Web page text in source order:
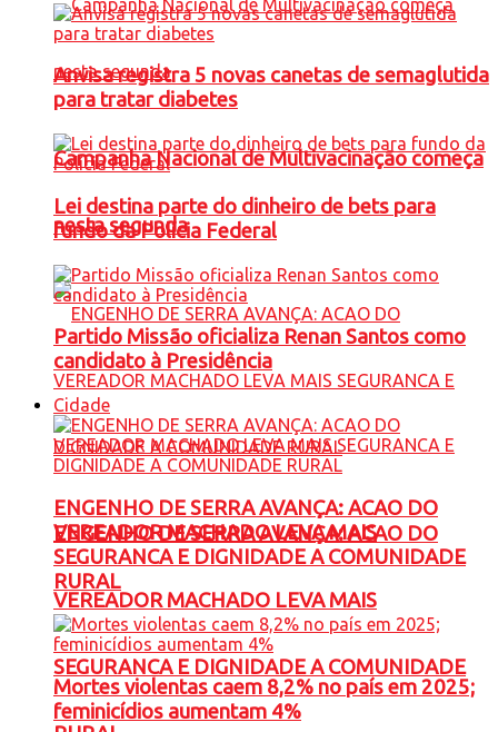
Campanha Nacional de Multivacinação começa
nesta segunda
ENGENHO DE SERRA AVANÇA: ACAO DO
VEREADOR MACHADO LEVA MAIS
SEGURANCA E DIGNIDADE A COMUNIDADE
Anvisa registra 5 novas canetas de semaglutida
para tratar diabetes
Lei destina parte do dinheiro de bets para
fundo da Polícia Federal
Partido Missão oficializa Renan Santos como
candidato à Presidência
Cidade
ENGENHO DE SERRA AVANÇA: ACAO DO
VEREADOR MACHADO LEVA MAIS
SEGURANCA E DIGNIDADE A COMUNIDADE
RURAL
Mortes violentas caem 8,2% no país em 2025;
feminicídios aumentam 4%